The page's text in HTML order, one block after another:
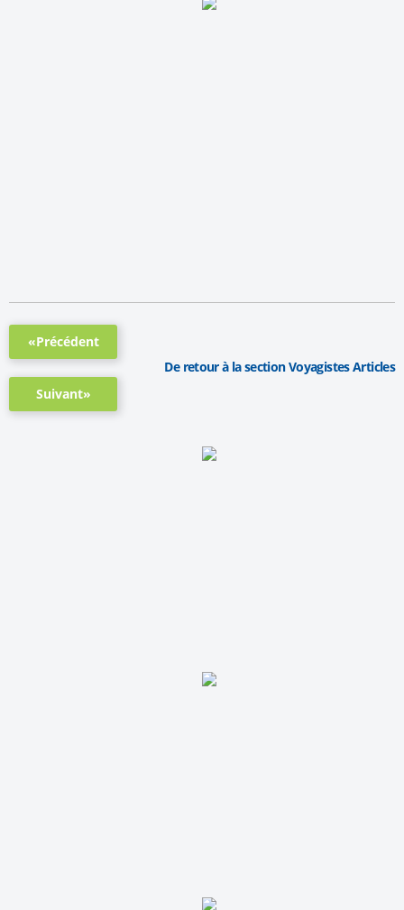
«Précédent
Suivant»
De retour à la section Voyagistes Articles